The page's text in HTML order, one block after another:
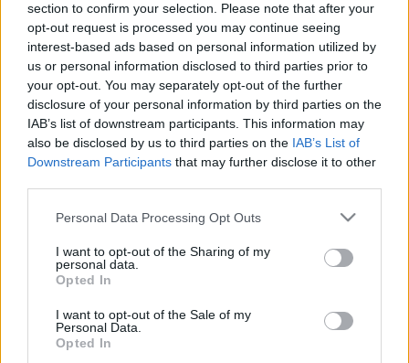
section to confirm your selection. Please note that after your
opt-out request is processed you may continue seeing
interest-based ads based on personal information utilized by
us or personal information disclosed to third parties prior to
your opt-out. You may separately opt-out of the further
disclosure of your personal information by third parties on the
IAB’s list of downstream participants. This information may
also be disclosed by us to third parties on the IAB’s List of
Downstream Participants that may further disclose it to other
Please note that this website/app uses one or more Google
not limited to your visit or usage behaviour. You may click to
grant or deny consent to Google and its third-party tags to
use your data for below specified purposes in below Google
consent section.
Personal Data Processing Opt Outs
I want to opt-out of the Sharing of my
personal data.
Opted In
I want to opt-out of the Sale of my
Personal Data.
Opted In